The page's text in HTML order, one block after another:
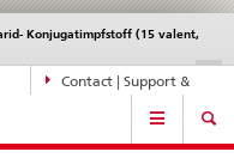
Contact | Support &
Konjugatimpfstoff (15 valent,
DE IT